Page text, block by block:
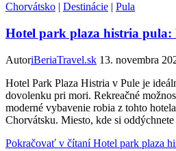
Chorvátsko | Destinácie | Pula
Hotel park plaza histria pula:
AutoriBeriaTravel.sk 13. novembra
Hotel Park Plaza Histria v Pule je
dovolenku pri mori. Rekreačné
moderné vybavenie robia z tohto
Chorvátsku. Miesto, kde si oddýchnete
Pokračovať v čítaníHotel park plaza